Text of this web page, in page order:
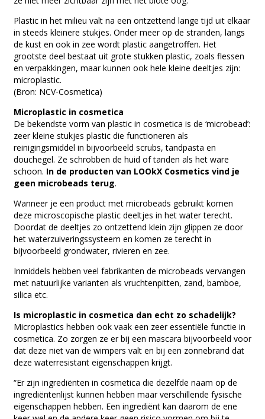
Plastic in het milieu valt na een ontzettend lange tijd uit elkaar
in steeds kleinere stukjes. Onder meer op de stranden, langs
de kust en ook in zee wordt plastic aangetroffen. Het
grootste deel bestaat uit grote stukken plastic, zoals flessen
en verpakkingen, maar kunnen ook hele kleine deeltjes zijn:
microplastic.
(Bron: NCV-Cosmetica)
Microplastic in cosmetica
De bekendste vorm van plastic in cosmetica is de ‘microbead’:
zeer kleine stukjes plastic die functioneren als
reinigingsmiddel in bijvoorbeeld scrubs, tandpasta en
douchegel. Ze schrobben de huid of tanden als het ware
schoon. In de producten van LOOkX Cosmetics vind je
geen microbeads terug.
Wanneer je een product met microbeads gebruikt komen
deze microscopische plastic deeltjes in het water terecht.
Doordat de deeltjes zo ontzettend klein zijn glippen ze door
het waterzuiveringssysteem en komen ze terecht in
bijvoorbeeld grondwater, rivieren en zee.
Inmiddels hebben veel fabrikanten de microbeads vervangen
met natuurlijke varianten als vruchtenpitten, zand, bamboe,
silica etc.
Is microplastic in cosmetica dan echt zo schadelijk?
Microplastics hebben ook vaak een zeer essentiële functie in
cosmetica. Zo zorgen ze er bij een mascara bijvoorbeeld voor
dat deze niet van de wimpers valt en bij een zonnebrand dat
deze waterresistant eigenschappen krijgt.
“Er zijn ingrediënten in cosmetica die dezelfde naam op de
ingrediëntenlijst kunnen hebben maar verschillende fysische
eigenschappen hebben. Een ingrediënt kan daarom de ene